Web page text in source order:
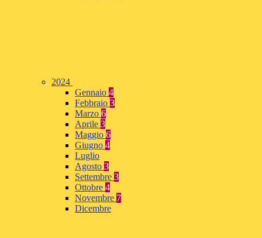
2024
Gennaio 4
Febbraio 3
Marzo 6
Aprile 3
Maggio 6
Giugno 4
Luglio
Agosto 3
Settembre 3
Ottobre 4
Novembre 7
Dicembre